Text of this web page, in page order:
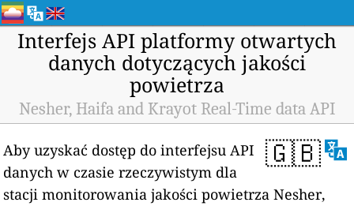
Interfejs API platformy otwartych
danych dotyczących jakości
powietrza
Nesher, Haifa and Krayot Real-Time data API
🇬🇧
Aby uzyskać dostęp do interfejsu API
danych w czasie rzeczywistym dla
stacji monitorowania jakości powietrza Nesher,